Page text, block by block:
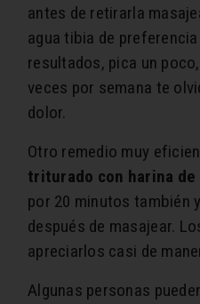
antes de retirarla
agua tibia de
resultados, pica un
veces por semana te
dolor.
Otro remedio muy
triturado con harina de
por 20 minutos también
después de masajear.
apreciarlos casi de
Algunas personas